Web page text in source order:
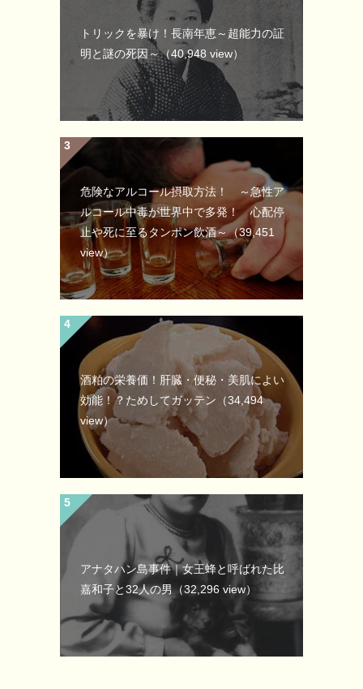
トリックを暴け！長南年恵～超能力の証
明と謎の死因～（40,948 view）
危険なアルコール摂取方法！ ～急性ア
ルコール中毒が世界中で多発！ 心配停
止や死に至るタンポン飲酒～（39,451
view）
酒粕の栄養価！肝臓・便秘・美肌によい
効能！？ためしてガッテン （34,494
view）
アナタハン島事件｜女王蜂と呼ばれた比
嘉和子と32人の男（32,296 view）